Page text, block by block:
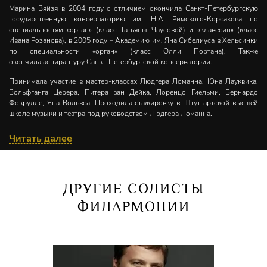
Марина Вяйзя в 2004 году с отличием окончила Санкт-Петербургскую
государственную консерваторию им. Н.А. Римского-Корсакова по
специальностям «орган» (класс Татьяны Чаусовой) и «клавесин» (класс
Ивана Розанова), в 2005 году – Академию им. Яна Сибелиуса в Хельсинки
по специальности «орган» (класс Олли Портана). Также
окончила аспирантуру Санкт-Петербургской консерватории.
Принимала участие в мастер-классах Людгера Ломанна, Юна Лауквика,
Вольфганга Церера, Питера ван Дейка, Лоренцо Гиельми, Бернардо
Фокрулле, Яна Вольвса. Проходила стажировку в Штутгартской высшей
школе музыки и театра под руководством Людгера Ломанна.
В 1991–2013 годах служила органистом и руководителем хора в
евангелическо-лютеранской церкви Святого Георгия в Колтушах
в соборе работы по установке необарочного органа. Марина Вяйзя
участвовала в комиссии по разработке его проекта и была ответственным
куратором при установке инструмента.
органистов им. Микаэла Таривердиева. В качестве дипломанта конкурса
провела концертный тур по Великобритании.
Читать далее
ДРУГИЕ СОЛИСТЫ
ФИЛАРМОНИИ